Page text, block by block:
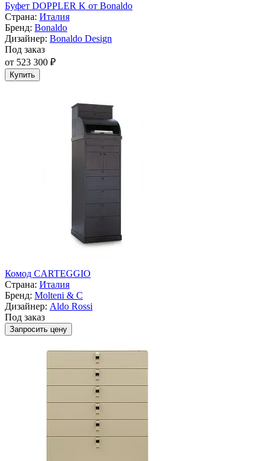
Буфет DOPPLER K от Bonaldo
Страна: Италия
Бренд: Bonaldo
Дизайнер: Bonaldo Design
Под заказ
от 523 300 ₽
Купить
Комод CARTEGGIO
Страна: Италия
Бренд: Molteni & C
Дизайнер: Aldo Rossi
Под заказ
Запросить цену